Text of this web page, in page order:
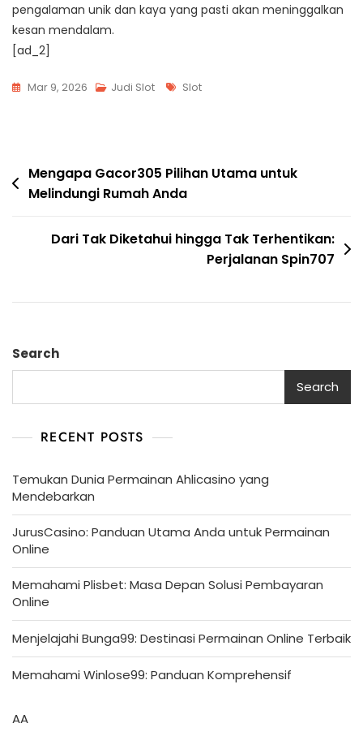
pengalaman unik dan kaya yang pasti akan meninggalkan
kesan mendalam.
[ad_2]
Mar 9, 2026 Judi Slot Tags
Slot
Post
navigation
Mengapa Gacor305 Pilihan Utama untuk
Melindungi Rumah Anda
Dari Tak Diketahui hingga Tak Terhentikan:
Perjalanan Spin707
Search
Search
RECENT POSTS
Temukan Dunia Permainan Ahlicasino yang
Mendebarkan
JurusCasino: Panduan Utama Anda untuk Permainan
Online
Memahami Plisbet: Masa Depan Solusi Pembayaran
Online
Menjelajahi Bunga99: Destinasi Permainan Online Terbaik
Memahami Winlose99: Panduan Komprehensif
AA